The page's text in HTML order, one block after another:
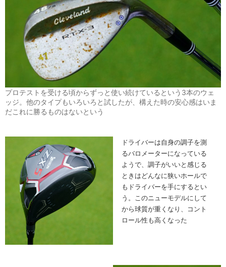
プロテストを受ける頃からずっと使い続けているという3本のウェ
ッジ。他のタイプもいろいろと試したが、構えた時の安心感はいま
だこれに勝るものはないという
ドライバーは自身の調子を測
るバロメーターになっている
ようで、調子がいいと感じる
ときはどんなに狭いホールで
もドライバーを手にするとい
う。このニューモデルにして
から球質が重くなり、コント
ロール性も高くなった